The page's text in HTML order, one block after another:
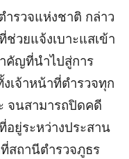
รวจแห่งชาติ กล่าว
วยแจ้งเบาะแสเข้า
คัญที่นำไปสู่การ
เจ้าหน้าที่ตำรวจทุก
จนสามารถปิดคดี
อยู่ระหว่างประสาน
สถานีตำรวจภูธร